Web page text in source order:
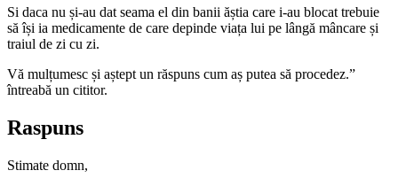
Si daca nu și-au dat seama el din banii ăștia care i-au blocat trebuie
să își ia medicamente de care depinde viața lui pe lângă mâncare și
traiul de zi cu zi.
Vă mulțumesc și aștept un răspuns cum aș putea să procedez.”
întreabă un cititor.
Raspuns
Stimate domn,